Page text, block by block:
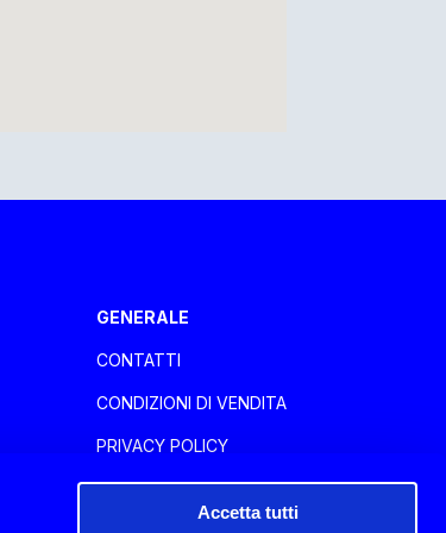
Accetta tutti
GENERALE
CONTATTI
CONDIZIONI DI VENDITA
PRIVACY POLICY
COOKIE POLICY